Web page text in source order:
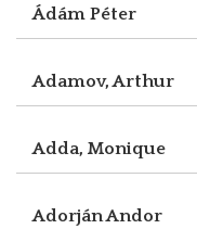
Ádám Péter
Adamov, Arthur
Adda, Monique
Adorján Andor